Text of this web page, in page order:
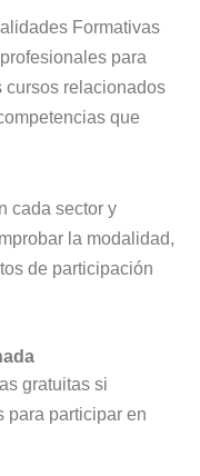
Formativas
para
cursos relacionados
que
cada sector y
la modalidad,
de participación
gratuitas si
para participar en